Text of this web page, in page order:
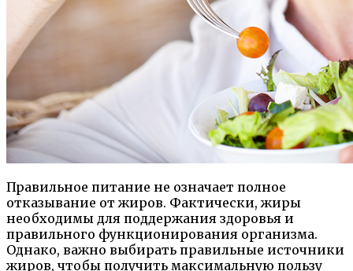
Правильное питание не означает полное
отказывание от жиров. Фактически, жиры
необходимы для поддержания здоровья и
правильного функционирования организма.
Однако, важно выбирать правильные источники
жиров, чтобы получить максимальную пользу